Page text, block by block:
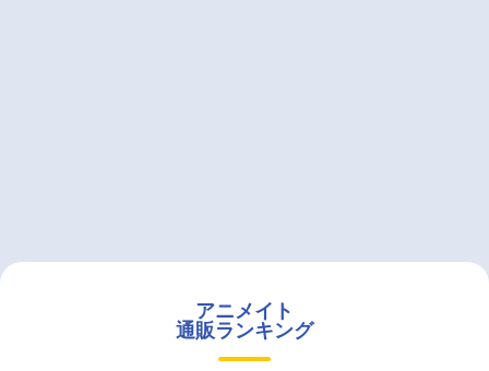
アニメイト
通販ランキング